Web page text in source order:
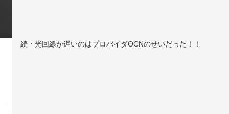
続・光回線が遅いのはプロバイダOCNのせいだった！！